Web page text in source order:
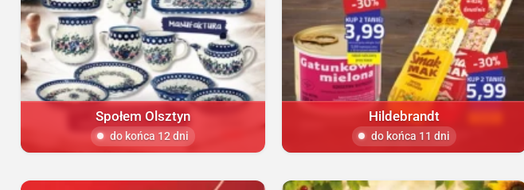
Społem Olsztyn
do końca 12 dni
Hildebrandt
do końca 11 dni